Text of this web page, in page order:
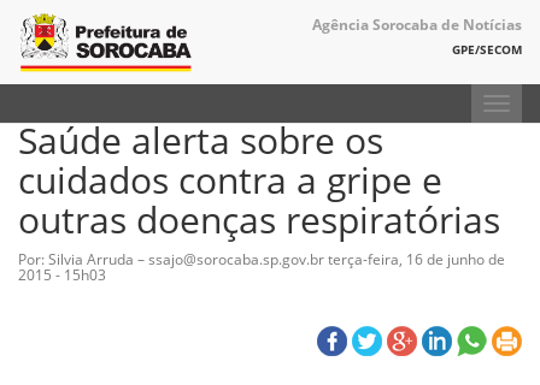
Agência Sorocaba de Notícias
GPE/SECOM
Saúde alerta sobre os
cuidados contra a gripe e
outras doenças respiratórias
Por: Silvia Arruda – ssajo@sorocaba.sp.gov.brterça-feira, 16 de junho de
2015 - 15h03